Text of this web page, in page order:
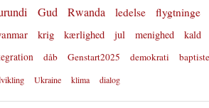
Gud Rwanda ledelse flygtninge
krig kærlighed jul menighed kald
dåb Genstart2025 demokrati
Ukraine klima dialog